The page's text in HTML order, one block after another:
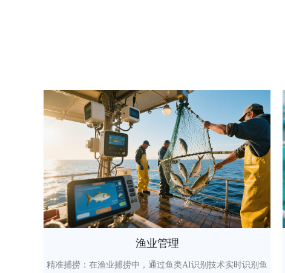
渔业管理
精准捕捞：在渔业捕捞中，通过鱼类AI识别技术实时识别鱼